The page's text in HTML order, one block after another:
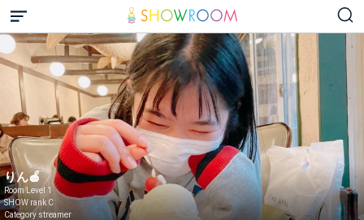
りん🍎
Room Level 1
SHOW rank C
Category streamer